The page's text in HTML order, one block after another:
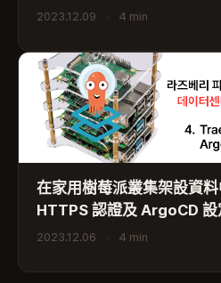
2023.12.09 4 min
在家用樹莓派叢集架設資
HTTPS 認證及 ArgoCD 設
2023.12.06 4 min